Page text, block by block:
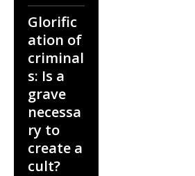
Glorific
ation of
criminal
s: Is a
grave
necessa
ry to
create a
cult?